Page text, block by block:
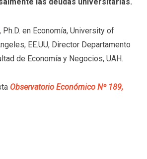
, Ph.D. en Economía, University of
EE.UU, Director Departamento
de Economía y Negocios, UAH.
Observatorio Económico Nº 189,